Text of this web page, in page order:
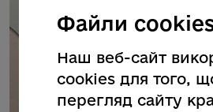
Файли
Наш веб-сайт
cookies для того,
перегляд сайту